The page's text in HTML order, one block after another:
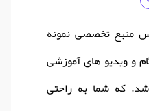
منبع تخصصی نمونه
و ویدیو های آموزشی
که شما به راحتی